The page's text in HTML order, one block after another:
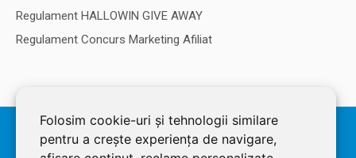
Folosim cookie-uri și tehnologii similare
pentru a crește experiența de navigare,
Regulament HALLOWIN GIVE AWAY
Regulament Concurs Marketing Afiliat
© 2026 SOLDEC SRL, RO1822625, J12/4355/2005, Cap Social: 50.000
RON. Magazin dezvoltat de LiveCOM